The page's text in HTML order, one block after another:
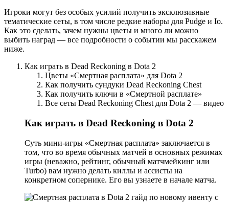
Игроки могут без особых усилий получить эксклюзивные
тематические сеты, в том числе редкие наборы для Pudge и Io.
Как это сделать, зачем нужны цветы и много ли можно
выбить наград — все подробности о событии мы расскажем
ниже.
Как играть в Dead Reckoning в Dota 2
Цветы «Смертная расплата» для Dota 2
Как получить сундуки Dead Reckoning Chest
Как получить ключи в «Смертной расплате»
Все сеты Dead Reckoning Chest для Dota 2 — видео
Как играть в Dead Reckoning в Dota 2
Суть мини-игры «Смертная расплата» заключается в
том, что во время обычных матчей в основных режимах
игры (неважно, рейтинг, обычный матчмейкинг или
Turbo) вам нужно делать киллы и ассисты на
конкретном сопернике. Его вы узнаете в начале матча.